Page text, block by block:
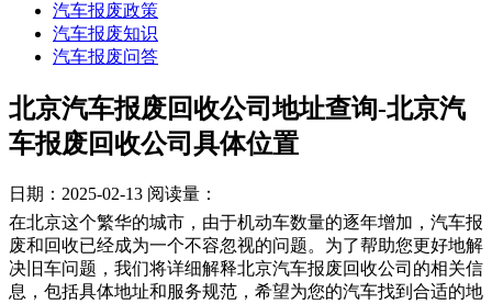
汽车报废政策
汽车报废知识
汽车报废问答
北京汽车报废回收公司地址查询-北京汽
车报废回收公司具体位置
日期：2025-02-13 阅读量：
在北京这个繁华的城市，由于机动车数量的逐年增加，汽车报
废和回收已经成为一个不容忽视的问题。为了帮助您更好地解
决旧车问题，我们将详细解释北京汽车报废回收公司的相关信
息，包括具体地址和服务规范，希望为您的汽车找到合适的地